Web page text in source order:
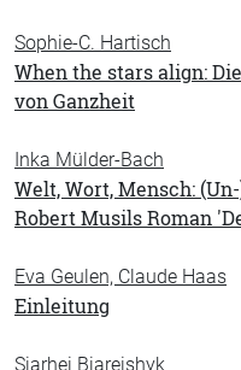
Sophie-C. Hartisch
When the stars align:
von Ganzheit
Inka Mülder-Bach
Welt, Wort, Mensch:
Robert Musils Roman
Eva Geulen, Claude Haas
Einleitung
Siarhei Biareishyk